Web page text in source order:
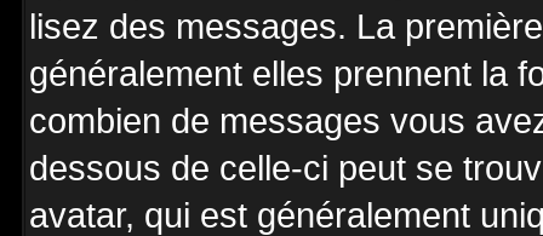
lisez des messages. La
généralement elles prennent la
combien de messages vous
dessous de celle-ci peut se
avatar, qui est généralement